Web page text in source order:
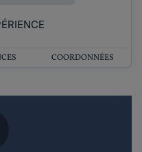
COORDONNÉES